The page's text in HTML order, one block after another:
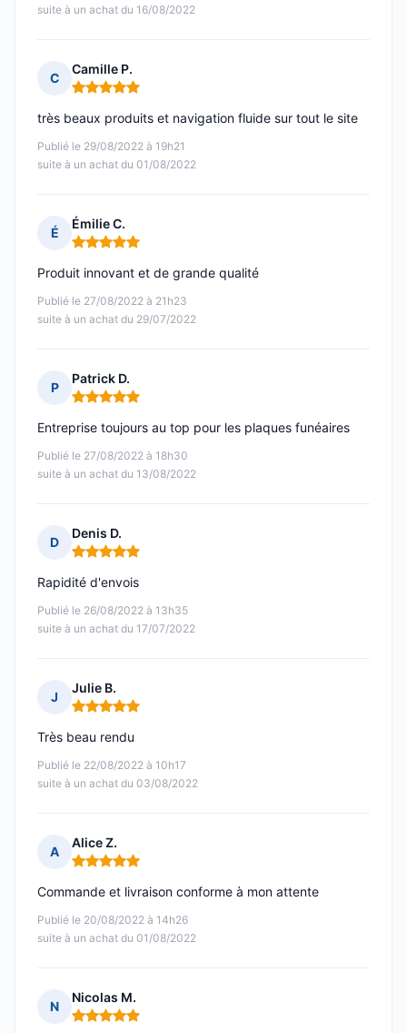
suite à un achat du 16/08/2022
C
Camille P.
Note : 5 sur 5
Publié le 29/08/2022 à 19h21
suite à un achat du 01/08/2022
très beaux produits et navigation fluide sur tout le site
É
Émilie C.
Note : 5 sur 5
Publié le 27/08/2022 à 21h23
suite à un achat du 29/07/2022
Produit innovant et de grande qualité
P
Patrick D.
Note : 5 sur 5
Publié le 27/08/2022 à 18h30
suite à un achat du 13/08/2022
Entreprise toujours au top pour les plaques funéaires
D
Denis D.
Note : 5 sur 5
Publié le 26/08/2022 à 13h35
suite à un achat du 17/07/2022
Rapidité d'envois
J
Julie B.
Note : 5 sur 5
Publié le 22/08/2022 à 10h17
suite à un achat du 03/08/2022
Très beau rendu
A
Alice Z.
Note : 5 sur 5
Publié le 20/08/2022 à 14h26
suite à un achat du 01/08/2022
Commande et livraison conforme à mon attente
N
Nicolas M.
Note : 5 sur 5